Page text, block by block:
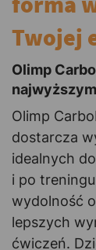
Twojej
Olimp
Olimp
dostarcza
idealnych
i po
wydolność
lepszych
ćwiczeń.